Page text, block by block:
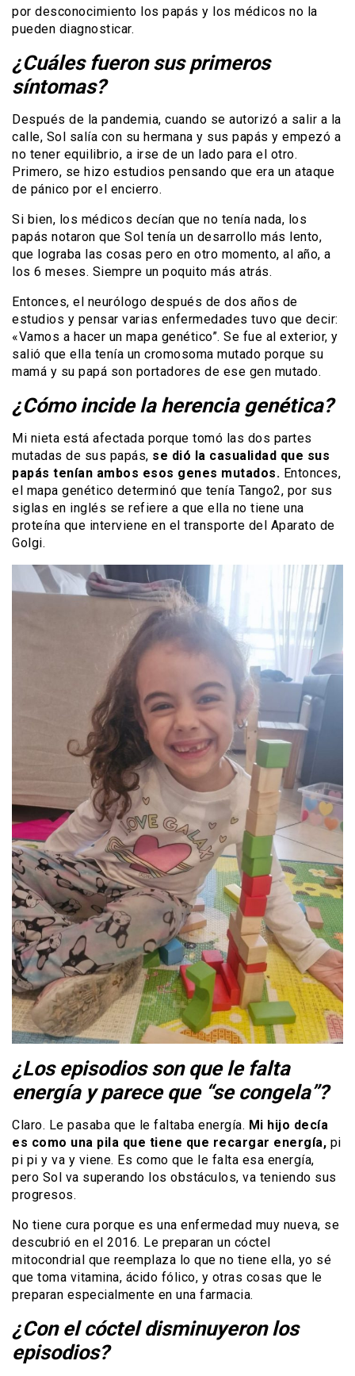
por desconocimiento los papás y los médicos no la
pueden diagnosticar.
¿Cuáles fueron sus primeros
síntomas?
Después de la pandemia, cuando se autorizó a salir a la
calle, Sol salía con su hermana y sus papás y empezó a
no tener equilibrio, a irse de un lado para el otro.
Primero, se hizo estudios pensando que era un ataque
de pánico por el encierro.
Si bien, los médicos decían que no tenía nada, los
papás notaron que Sol tenía un desarrollo más lento,
que lograba las cosas pero en otro momento, al año, a
los 6 meses. Siempre un poquito más atrás.
Entonces, el neurólogo después de dos años de
estudios y pensar varias enfermedades tuvo que decir:
«Vamos a hacer un mapa genético”. Se fue al exterior, y
salió que ella tenía un cromosoma mutado porque su
mamá y su papá son portadores de ese gen mutado.
¿Cómo incide la herencia genética?
Mi nieta está afectada porque tomó las dos partes
mutadas de sus papás, se dió la casualidad que sus
papás tenían ambos esos genes mutados. Entonces,
el mapa genético determinó que tenía Tango2, por sus
siglas en inglés se refiere a que ella no tiene una
proteína que interviene en el transporte del Aparato de
Golgi.
¿Los episodios son que le falta
energía y parece que “se congela”?
Claro. Le pasaba que le faltaba energía. Mi hijo decía
es como una pila que tiene que recargar energía, pi
pi pi y va y viene. Es como que le falta esa energía,
pero Sol va superando los obstáculos, va teniendo sus
progresos.
No tiene cura porque es una enfermedad muy nueva, se
descubrió en el 2016. Le preparan un cóctel
mitocondrial que reemplaza lo que no tiene ella, yo sé
que toma vitamina, ácido fólico, y otras cosas que le
preparan especialmente en una farmacia.
¿Con el cóctel disminuyeron los
episodios?